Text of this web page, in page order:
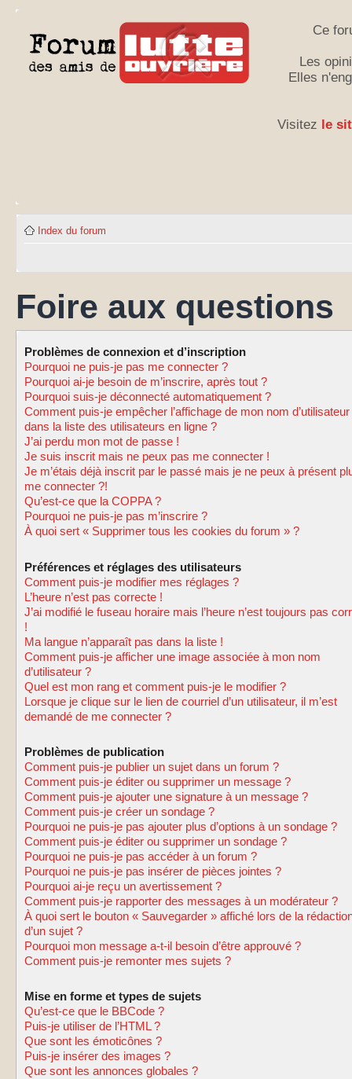
Ce
Les
Elles
Visitez le
Index du forum
Foire aux questions
Problèmes de connexion et d’inscription
Pourquoi ne puis-je pas me connecter ?
Pourquoi ai-je besoin de m’inscrire, après tout ?
Pourquoi suis-je déconnecté automatiquement ?
Comment puis-je empêcher l’affichage de mon nom d’utilisateur
dans la liste des utilisateurs en ligne ?
J’ai perdu mon mot de passe !
Je suis inscrit mais ne peux pas me connecter !
Je m’étais déjà inscrit par le passé mais je ne peux à présent
me connecter ?!
Qu’est-ce que la COPPA ?
Pourquoi ne puis-je pas m’inscrire ?
À quoi sert « Supprimer tous les cookies du forum » ?
Préférences et réglages des utilisateurs
Comment puis-je modifier mes réglages ?
L’heure n’est pas correcte !
J’ai modifié le fuseau horaire mais l’heure n’est toujours pas
!
Ma langue n’apparaît pas dans la liste !
Comment puis-je afficher une image associée à mon nom
d’utilisateur ?
Quel est mon rang et comment puis-je le modifier ?
Lorsque je clique sur le lien de courriel d’un utilisateur, il m’est
demandé de me connecter ?
Problèmes de publication
Comment puis-je publier un sujet dans un forum ?
Comment puis-je éditer ou supprimer un message ?
Comment puis-je ajouter une signature à un message ?
Comment puis-je créer un sondage ?
Pourquoi ne puis-je pas ajouter plus d’options à un sondage ?
Comment puis-je éditer ou supprimer un sondage ?
Pourquoi ne puis-je pas accéder à un forum ?
Pourquoi ne puis-je pas insérer de pièces jointes ?
Pourquoi ai-je reçu un avertissement ?
Comment puis-je rapporter des messages à un modérateur ?
À quoi sert le bouton « Sauvegarder » affiché lors de la
d’un sujet ?
Pourquoi mon message a-t-il besoin d’être approuvé ?
Comment puis-je remonter mes sujets ?
Mise en forme et types de sujets
Qu’est-ce que le BBCode ?
Puis-je utiliser de l’HTML ?
Que sont les émoticônes ?
Puis-je insérer des images ?
Que sont les annonces globales ?